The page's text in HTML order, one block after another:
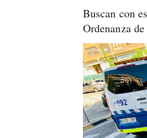
Buscan con
Ordenanza